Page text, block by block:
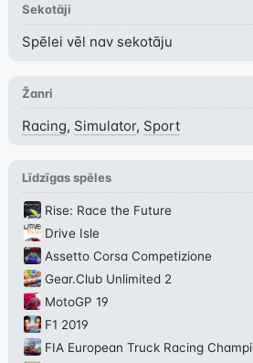
Sekotāji
Spēlei vēl nav sekotāju
Žanri
Racing, Simulator, Sport
Līdzīgas spēles
Rise: Race the Future
Drive Isle
Assetto Corsa Competizione
Gear.Club Unlimited 2
MotoGP 19
F1 2019
FIA European Truck Racing